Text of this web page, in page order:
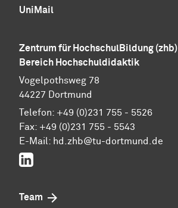
UniMail
Zentrum für Hoch­schul­Bil­dung (zhb)
Bereich Hochschuldidaktik
Vogelpothsweg 78
44227 Dortmund
Telefon: +49 (0)231 755 - 5526
Fax: +49 (0)231 755 - 5543
E-Mail: hd.zhb@tu-dortmund.de
Team